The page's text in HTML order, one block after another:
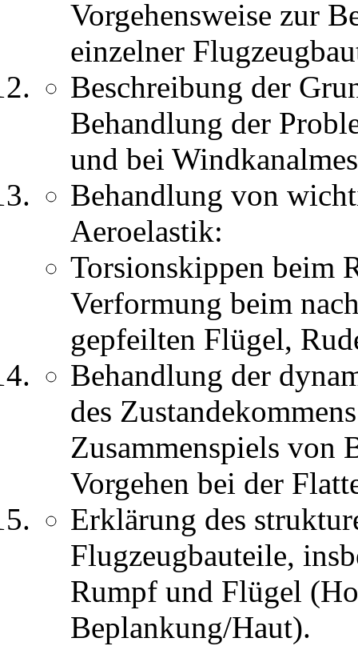
Vorgehensweise zur
einzelner
Beschreibung der
Behandlung der
und bei
Behandlung von
Aeroelastik:
Torsionskippen beim
Verformung beim
gepfeilten Flügel,
Behandlung der
des
Zusammenspiels von
Vorgehen bei der
Erklärung des
Flugzeugbauteile,
Rumpf und Flügel
Beplankung/Haut).